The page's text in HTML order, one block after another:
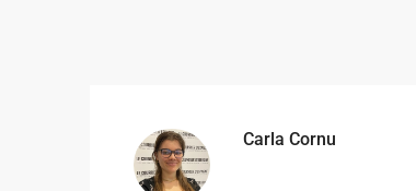
Carla Cornu